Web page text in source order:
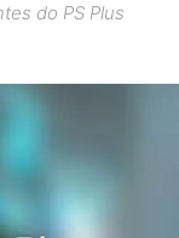
do PS Plus